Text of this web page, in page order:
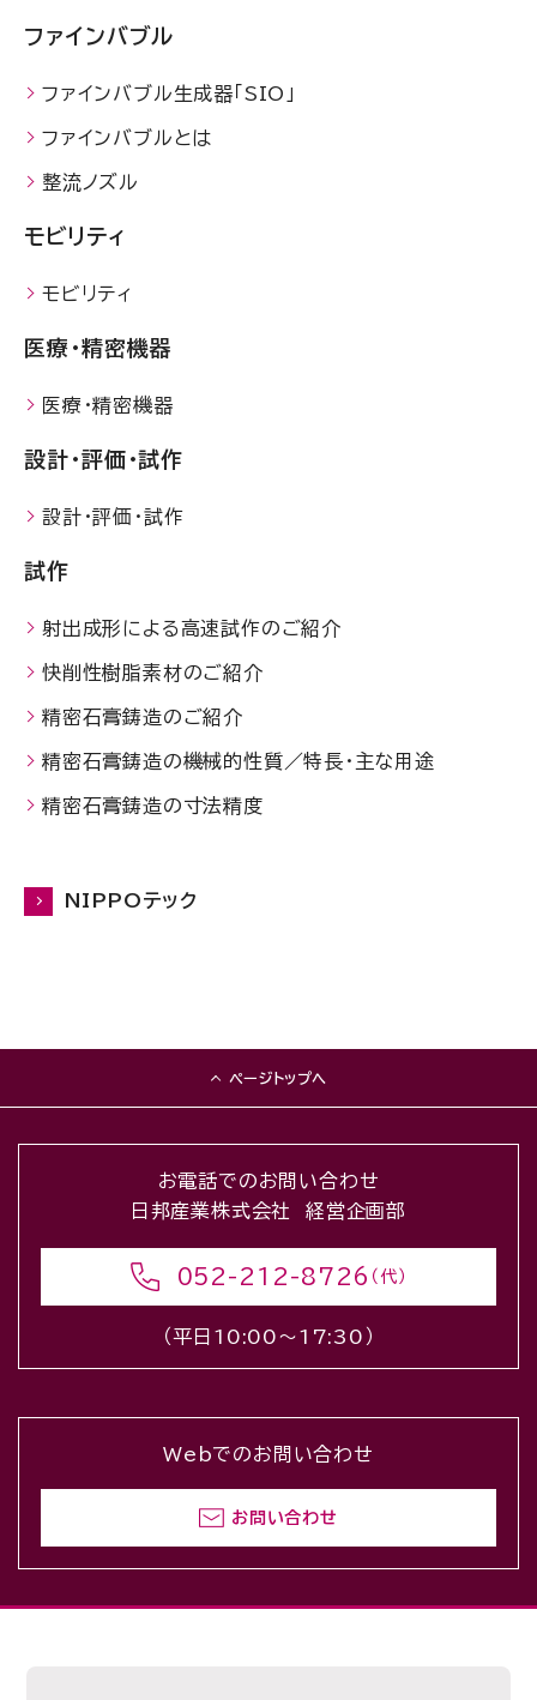
ファインバブル
ファインバブル生成器「SIO」
ファインバブルとは
整流ノズル
モビリティ
モビリティ
医療・精密機器
医療・精密機器
設計・評価・試作
設計・評価・試作
試作
射出成形による高速試作のご紹介
快削性樹脂素材のご紹介
精密石膏鋳造のご紹介
精密石膏鋳造の機械的性質／特長・主な用途
精密石膏鋳造の寸法精度
NIPPOテック
ページトップへ
お電話でのお問い合わせ
日邦産業株式会社 経営企画部
052-212-8726 （代）
（平日10:00〜17:30）
Webでのお問い合わせ
お問い合わせ